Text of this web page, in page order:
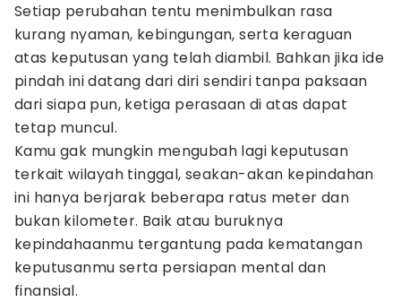
Setiap perubahan tentu menimbulkan rasa
kurang nyaman, kebingungan, serta keraguan
atas keputusan yang telah diambil. Bahkan jika ide
pindah ini datang dari diri sendiri tanpa paksaan
dari siapa pun, ketiga perasaan di atas dapat
tetap muncul.
Kamu gak mungkin mengubah lagi keputusan
terkait wilayah tinggal, seakan-akan kepindahan
ini hanya berjarak beberapa ratus meter dan
bukan kilometer. Baik atau buruknya
kepindahaanmu tergantung pada kematangan
keputusanmu serta persiapan mental dan
finansial.